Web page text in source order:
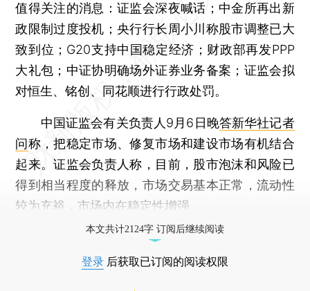
值得关注的消息：证监会深夜喊话；中金所再出新
政限制过度投机；央行行长周小川称股市调整已大
致到位；G20支持中国稳定经济；财政部再发PPP
大礼包；中证协明确场外证券业务备案；证监会拟
对恒生、铭创、同花顺进行行政处罚。
中国证监会有关负责人9月6日晚答新华社记者
问称，把稳定市场、修复市场和建设市场有机结合
起来。证监会负责人称，目前，股市泡沫和风险已
得到相当程度的释放，市场交易基本正常，流动性
较为充裕，市场内在稳定性增强。
本文共计2124字 订阅后继续阅读
登录 后获取已订阅的阅读权限